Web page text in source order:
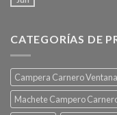
CATEGORÍAS DE
Campera Carnero Ventana
Machete Campero